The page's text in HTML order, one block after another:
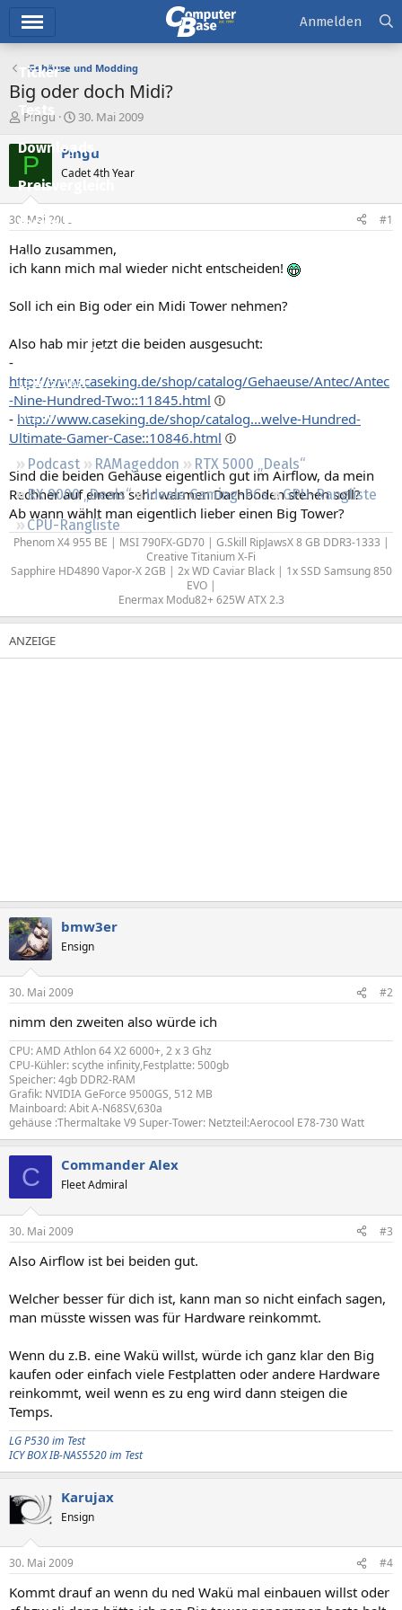
Ticker
Tests
Downloads
Preisvergleich
Forum
Aktuelles
Neueste Aktivitäten
Leserartikel
Regeln
Podcast RAMageddon
RTX 5000 „Deals“
RX 9000 „Deals“
Ideale Gaming-PCs
GPU-Rangliste
CPU-Rangliste
Anmelden
Gehäuse und Modding
Big oder doch Midi?
E
s
e
e
r
P!ngu
E
s
t
e
t
a
m
30. Mai 2009
P P!ngu
Cadet 4th Year
30. Mai 2009 #1
Hallo zusammen,
ich kann mich mal wieder nicht entscheiden!
Soll ich ein Big oder ein Midi Tower nehmen?
Also hab mir jetzt die beiden ausgesucht:
-
http://www.caseking.de/shop/catalog/Gehaeuse/Antec/Antec
-Nine-Hundred-Two::11845.html
- http://www.caseking.de/shop/catalog...welve-Hundred-
Ultimate-Gamer-Case::10846.html
Sind die beiden Gehäuse eigentlich gut im Airflow, da mein
Rechner auf einem sehr warmen Dachboden stehen soll?
Ab wann wählt man eigentlich lieber einen Big Tower?
Phenom X4 955 BE | MSI 790FX-GD70 | G.Skill RipJawsX 8 GB DDR3-1333 |
Creative Titanium X-Fi​
Sapphire HD4890 Vapor-X 2GB | 2x WD Caviar Black | 1x SSD Samsung 850
EVO |
Enermax Modu82+ 625W ATX 2.3​
bmw3er
Ensign
30. Mai 2009 #2
nimm den zweiten also würde ich
CPU: AMD Athlon 64 X2 6000+, 2 x 3 Ghz
CPU-Kühler: scythe infinity,Festplatte: 500gb
Speicher: 4gb DDR2-RAM
Grafik: NVIDIA GeForce 9500GS, 512 MB
Mainboard: Abit A-N68SV,630a
gehäuse :Thermaltake V9 Super-Tower: Netzteil:Aerocool E78-730 Watt
C Commander Alex
Fleet Admiral
30. Mai 2009 #3
Also Airflow ist bei beiden gut.
Welcher besser für dich ist, kann man so nicht einfach sagen,
man müsste wissen was für Hardware reinkommt.
Wenn du z.B. eine Wakü willst, würde ich ganz klar den Big
kaufen oder einfach viele Festplatten oder andere Hardware
reinkommt, weil wenn es zu eng wird dann steigen die
Temps.
LG P530 im Test
ICY BOX IB-NAS5520 im Test
Karujax
Ensign
30. Mai 2009 #4
Kommt drauf an wenn du ned Wakü mal einbauen willst oder